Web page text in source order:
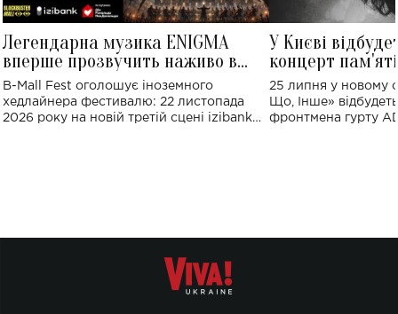
Легендарна музика ENIGMA
вперше прозвучить наживо в
Україні: де відбудеться концерт
B-Mall Fest оголошує іноземного
хедлайнера фестивалю: 22 листопада
2026 року на новій третій сцені izibank
У Києві
концерт
Клименка:
виконають
25 липня у новому
Що, Інше»
фронтмена гурту